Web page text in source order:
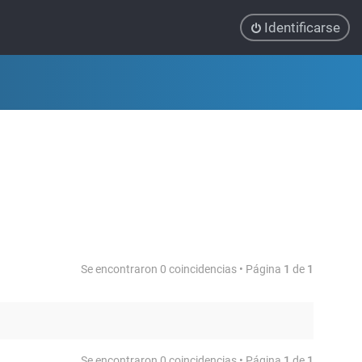
Identificarse
Se encontraron 0 coincidencias • Página 1 de 1